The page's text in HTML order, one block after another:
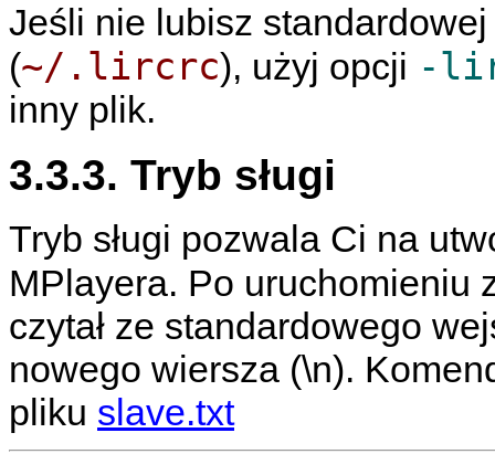
Jeśli nie lubisz
(~/.lircrc), użyj opcji -
inny plik.
3.3.3. Tryb sługi
Tryb sługi pozwala Ci na
MPlayera. Po uruchomieniu
czytał ze standardowego
nowego wiersza (\n).
pliku slave.txt